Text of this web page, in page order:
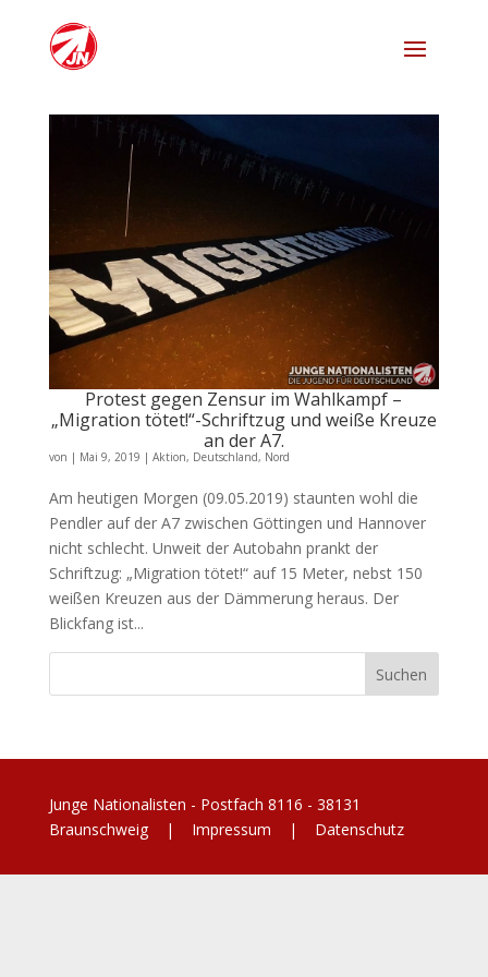
Protest gegen Zensur im Wahlkampf –
„Migration tötet!“-Schriftzug und weiße Kreuze
an der A7.
von | Mai 9, 2019 | Aktion, Deutschland, Nord
Am heutigen Morgen (09.05.2019) staunten wohl die
Pendler auf der A7 zwischen Göttingen und Hannover
nicht schlecht. Unweit der Autobahn prankt der
Schriftzug: „Migration tötet!“ auf 15 Meter, nebst 150
weißen Kreuzen aus der Dämmerung heraus. Der
Blickfang ist...
Junge Nationalisten - Postfach 8116 - 38131
Braunschweig | Impressum | Datenschutz